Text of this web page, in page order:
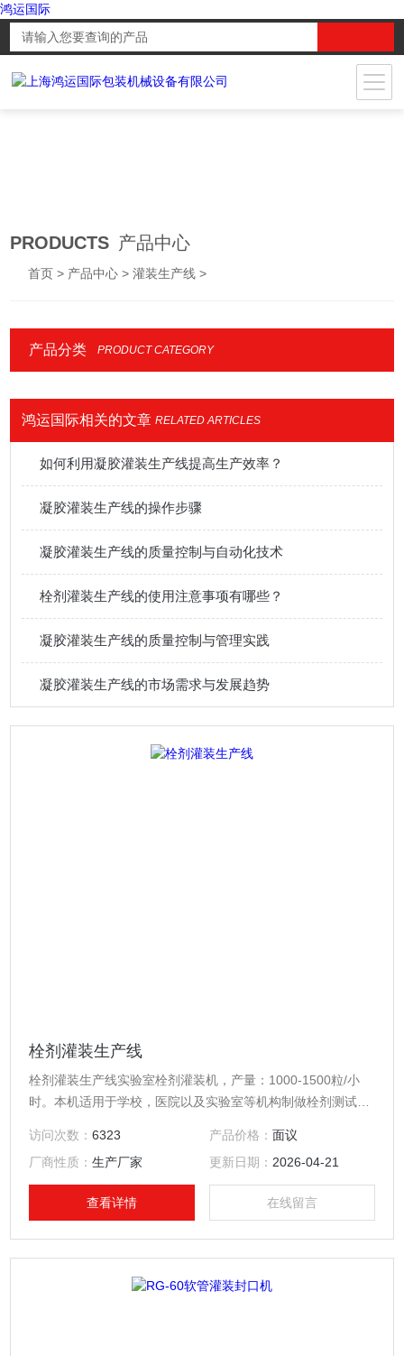
鸿运国际
PRODUCTS 产品中心
首页 > 产品中心 >灌装生产线 >
产品分类 PRODUCT CATEGORY
鸿运国际相关的文章 RELATED ARTICLES
如何利用凝胶灌装生产线提高生产效率？
凝胶灌装生产线的操作步骤
凝胶灌装生产线的质量控制与自动化技术
栓剂灌装生产线的使用注意事项有哪些？
凝胶灌装生产线的质量控制与管理实践
凝胶灌装生产线的市场需求与发展趋势
栓剂灌装生产线
栓剂灌装生产线实验室栓剂灌装机，产量：1000-1500粒/小
时。本机适用于学校，医院以及实验室等机构制做栓剂测试为
访问次数：6323 产品价格： 面议
厂商性质：生产厂家 更新日期： 2026-04-21
查看详情 在线留言